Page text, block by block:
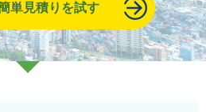
単見積りを試す